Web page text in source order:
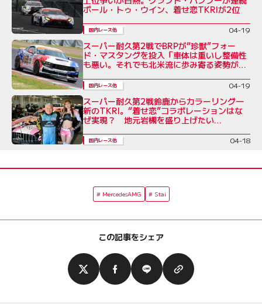
ポール・トゥ・ウイン、着せ恋TKRIが2位
国内レース他 04-19
スーパー耐久第2戦でBRPが“珍獣”フォー
ド・マスタングを投入「車体は重いし整備性
も悪い。それでも北米流に歩み寄る姿勢が大
国内レース他 04-19
スーパー耐久第2戦鈴鹿からカラーリング一
新のTKRI。“着せ恋”コラボレーションはな
ぜ実現？ 地元岩槻を盛り上げたい
国内レース他 04-18
MercedesAMG Stai
この記事をシェア